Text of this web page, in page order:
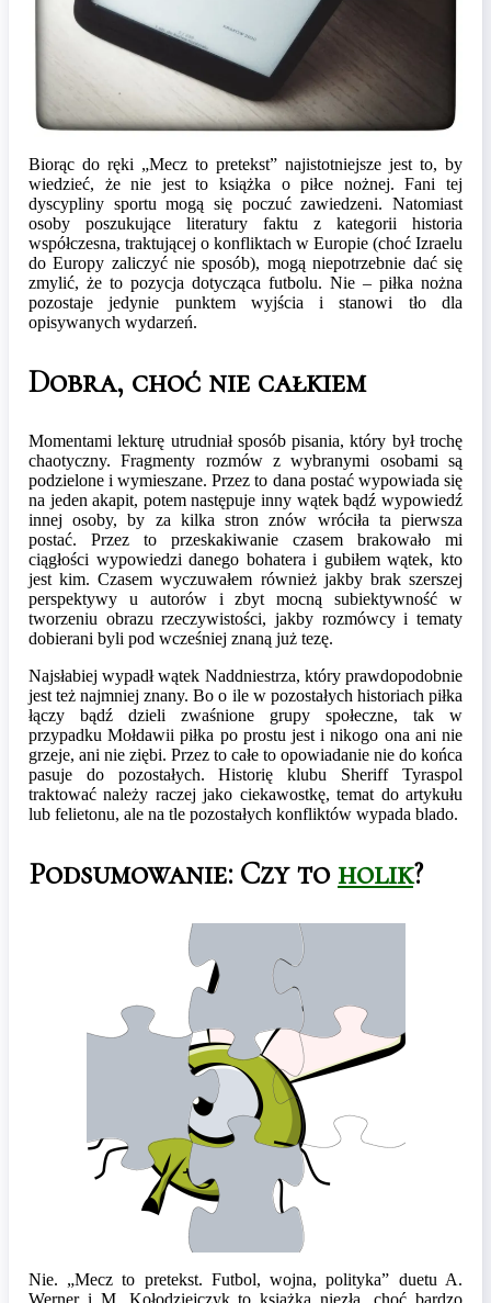
Biorąc do ręki „Mecz to pretekst” najistotniejsze jest to, by
wiedzieć, że nie jest to książka o piłce nożnej. Fani tej
dyscypliny sportu mogą się poczuć zawiedzeni. Natomiast
osoby poszukujące literatury faktu z kategorii historia
współczesna, traktującej o konfliktach w Europie (choć Izraelu
do Europy zaliczyć nie sposób), mogą niepotrzebnie dać się
zmylić, że to pozycja dotycząca futbolu. Nie – piłka nożna
pozostaje jedynie punktem wyjścia i stanowi tło dla
opisywanych wydarzeń.
Dobra, choć nie całkiem
Momentami lekturę utrudniał sposób pisania, który był trochę
chaotyczny. Fragmenty rozmów z wybranymi osobami są
podzielone i wymieszane. Przez to dana postać wypowiada się
na jeden akapit, potem następuje inny wątek bądź wypowiedź
innej osoby, by za kilka stron znów wróciła ta pierwsza
postać. Przez to przeskakiwanie czasem brakowało mi
ciągłości wypowiedzi danego bohatera i gubiłem wątek, kto
jest kim. Czasem wyczuwałem również jakby brak szerszej
perspektywy u autorów i zbyt mocną subiektywność w
tworzeniu obrazu rzeczywistości, jakby rozmówcy i tematy
dobierani byli pod wcześniej znaną już tezę.
Najsłabiej wypadł wątek Naddniestrza, który prawdopodobnie
jest też najmniej znany. Bo o ile w pozostałych historiach piłka
łączy bądź dzieli zwaśnione grupy społeczne, tak w
przypadku Mołdawii piłka po prostu jest i nikogo ona ani nie
grzeje, ani nie ziębi. Przez to całe to opowiadanie nie do końca
pasuje do pozostałych. Historię klubu Sheriff Tyraspol
traktować należy raczej jako ciekawostkę, temat do artykułu
lub felietonu, ale na tle pozostałych konfliktów wypada blado.
Podsumowanie: Czy toholik?
Nie. „Mecz to pretekst. Futbol, wojna, polityka” duetu A.
Werner i M. Kołodziejczyk to książka niezła, choć bardzo